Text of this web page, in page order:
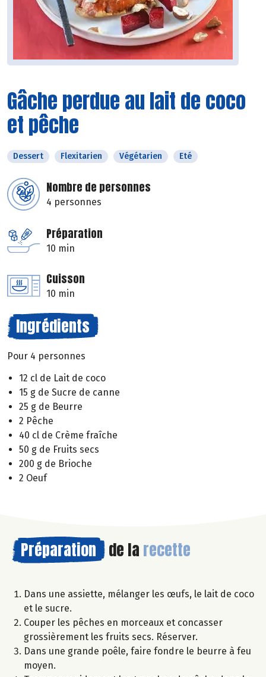
Gâche perdue au lait de coco
et pêche
Dessert Flexitarien Végétarien Eté
Nombre de personnes
4 personnes
Préparation
10 min
Cuisson
10 min
Ingrédients
Pour 4 personnes
12 cl de Lait de coco
15 g de Sucre de canne
25 g de Beurre
2 Pêche
40 cl de Crème fraîche
50 g de Fruits secs
200 g de Brioche
2 Oeuf
Préparation de la recette
Dans une assiette, mélanger les œufs, le lait de coco
et le sucre.
Couper les pêches en morceaux et concasser
grossièrement les fruits secs. Réserver.
Dans une grande poêle, faire fondre le beurre à feu
moyen.